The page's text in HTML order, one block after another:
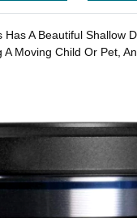
A Beautiful
Moving Child Or Pet,